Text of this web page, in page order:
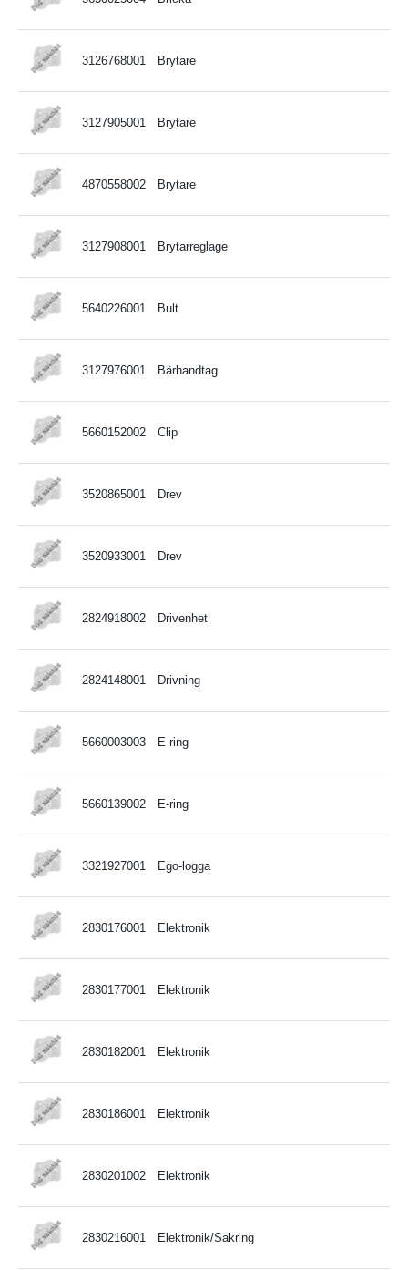
3126768001 Brytare
3127905001 Brytare
4870558002 Brytare
3127908001 Brytarreglage
5640226001 Bult
3127976001 Bärhandtag
5660152002 Clip
3520865001 Drev
3520933001 Drev
2824918002 Drivenhet
2824148001 Drivning
5660003003 E-ring
5660139002 E-ring
3321927001 Ego-logga
2830176001 Elektronik
2830177001 Elektronik
2830182001 Elektronik
2830186001 Elektronik
2830201002 Elektronik
2830216001 Elektronik/Säkring